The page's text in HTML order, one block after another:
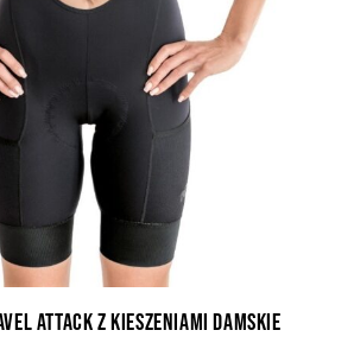
Attack z kieszeniami damskie